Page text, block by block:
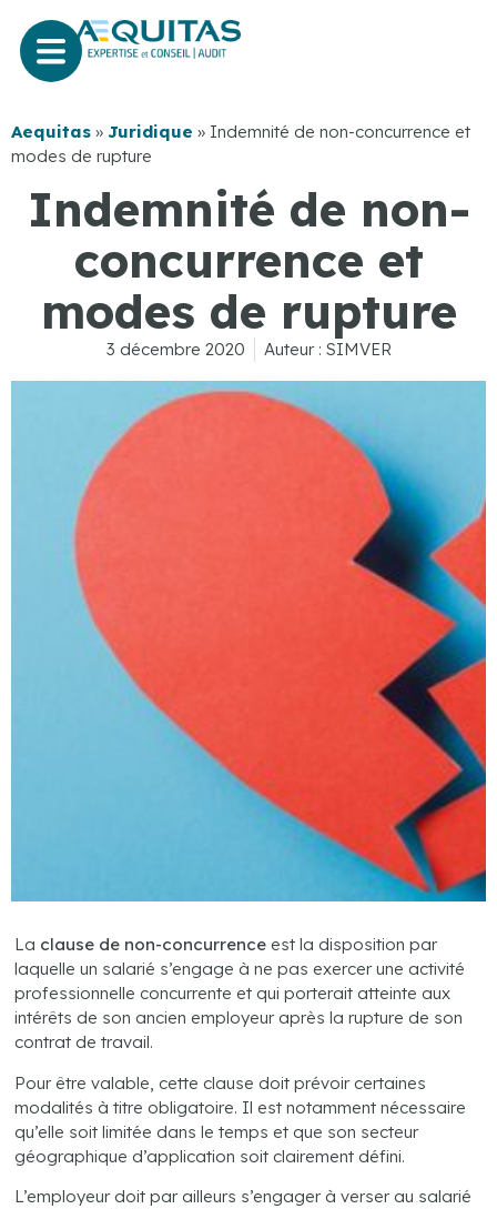
Aequitas » Juridique » Indemnité de non-concurrence et
modes de rupture
Indemnité de non-
concurrence et
modes de rupture
3 décembre 2020 Auteur : SIMVER
La clause de non-concurrence est la disposition par
laquelle un salarié s’engage à ne pas exercer une activité
professionnelle concurrente et qui porterait atteinte aux
intérêts de son ancien employeur après la rupture de son
contrat de travail.
Pour être valable, cette clause doit prévoir certaines
modalités à titre obligatoire. Il est notamment nécessaire
qu’elle soit limitée dans le temps et que son secteur
géographique d’application soit clairement défini.
L’employeur doit par ailleurs s’engager à verser au salarié